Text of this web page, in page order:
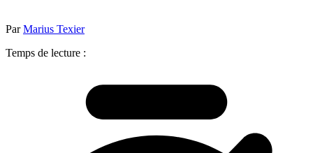
ParMarius Texier
Temps de lecture :